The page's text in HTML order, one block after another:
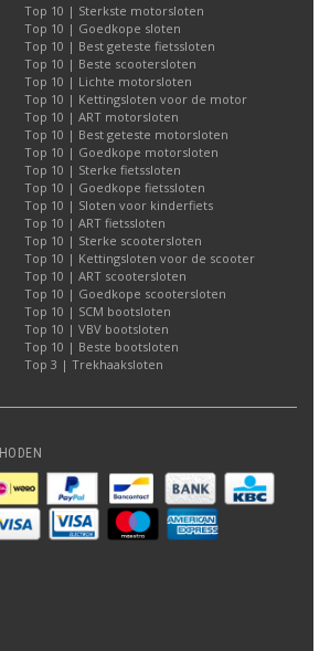
Top 10 | Sterkste motorsloten
Top 10 | Goedkope sloten
Top 10 | Best geteste fietssloten
Top 10 | Beste scootersloten
Top 10 | Lichte motorsloten
Top 10 | Kettingsloten voor de motor
Top 10 | ART motorsloten
Top 10 | Best geteste motorsloten
Top 10 | Goedkope motorsloten
Top 10 | Sterke fietssloten
Top 10 | Goedkope fietssloten
Top 10 | Sloten voor kinderfiets
Top 10 | ART fietssloten
Top 10 | Sterke scootersloten
Top 10 | Kettingsloten voor de scooter
Top 10 | ART scootersloten
Top 10 | Goedkope scootersloten
Top 10 | SCM bootsloten
Top 10 | VBV bootsloten
Top 10 | Beste bootsloten
Top 3 | Trekhaaksloten